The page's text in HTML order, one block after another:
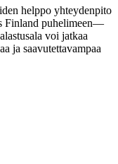
helppo yhteydenpito
Finland puhelimeen—
voi jatkaa
ja saavutettavampaa